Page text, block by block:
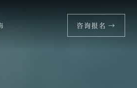
咨询报名 →